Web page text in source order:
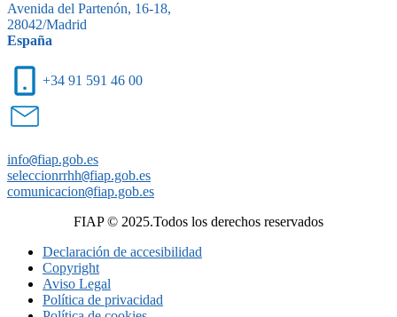
Avenida del Partenón, 16-18,
28042/Madrid
España
+34 91 591 46 00
info@fiap.gob.es
seleccionrrhh@fiap.gob.es
comunicacion@fiap.gob.es
FIAP © 2025.Todos los derechos reservados
Declaración de accesibilidad
Copyright
Aviso Legal
Política de privacidad